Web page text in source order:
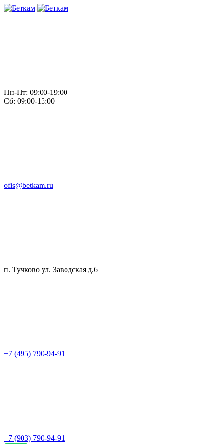
Пн-Пт: 09:00-19:00
Сб: 09:00-13:00
ofis@betkam.ru
п. Тучково ул. Заводская д.6
+7 (495) 790-94-91
+7 (903) 790-94-91